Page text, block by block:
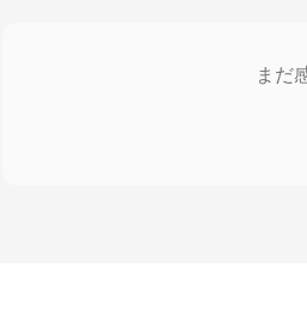
まだ